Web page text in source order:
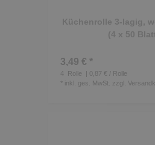
Küchenrolle 3-lagig,
(4 x 50
3,49 € *
4 Rolle
| 0,87 € / Rolle
* inkl. ges. MwSt. zzgl.